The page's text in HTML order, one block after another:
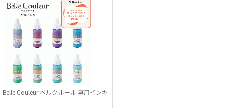
Belle Couleur ベルクルール 専用インキ